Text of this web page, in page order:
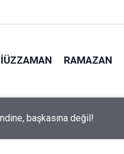
RAMAZAN
başkasına değil!